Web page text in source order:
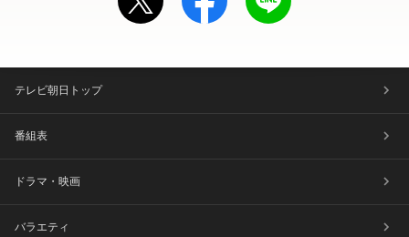
テレビ朝日トップ
番組表
ドラマ・映画
バラエティ